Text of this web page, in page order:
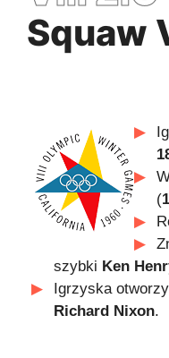
Squaw
(
szybki Ken
Igrzyska
Richard Nixon.